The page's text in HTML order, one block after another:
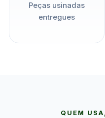
Peças usinadas
entregues
QUEM